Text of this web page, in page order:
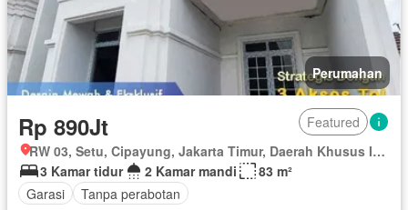
Perumahan
Rp 890Jt
Featured
RW 03, Setu, Cipayung, Jakarta Timur, Daerah Khusus Ibukota Jakarta
3 Kamar tidur
2 Kamar mandi
83 m²
Garasi
Tanpa perabotan